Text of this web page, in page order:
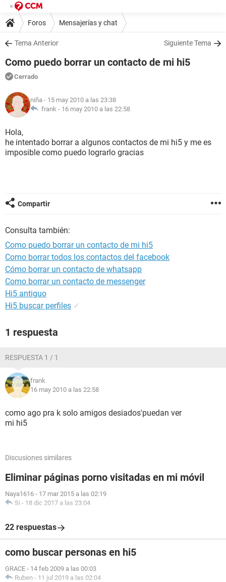
Foros Mensajerías y chat
Tema Anterior Siguiente Tema
Como puedo borrar un contacto de mi hi5
Cerrado
niña - 15 may 2010 a las 23:38
frank - 16 may 2010 a las 22:58
Hola,
he intentado borrar a algunos contactos de mi hi5 y me es
imposible como puedo lograrlo gracias
Compartir
Consulta también:
Como puedo borrar un contacto de mi hi5
Como borrar todos los contactos del facebook
Cómo borrar un contacto de whatsapp
Como borrar un contacto de messenger
Hi5 antiguo
Hi5 buscar perfiles ✓
1 respuesta
RESPUESTA 1 / 1
frank
16 may 2010 a las 22:58
como ago pra k solo amigos desiados'puedan ver
mi hi5
Discusiones similares
Eliminar páginas porno visitadas en mi móvil
Naya1616 - 17 mar 2015 a las 02:19
Si - 18 dic 2017 a las 23:04
22 respuestas
como buscar personas en hi5
GRACE - 14 feb 2009 a las 00:03
Ruben - 11 jul 2019 a las 02:04